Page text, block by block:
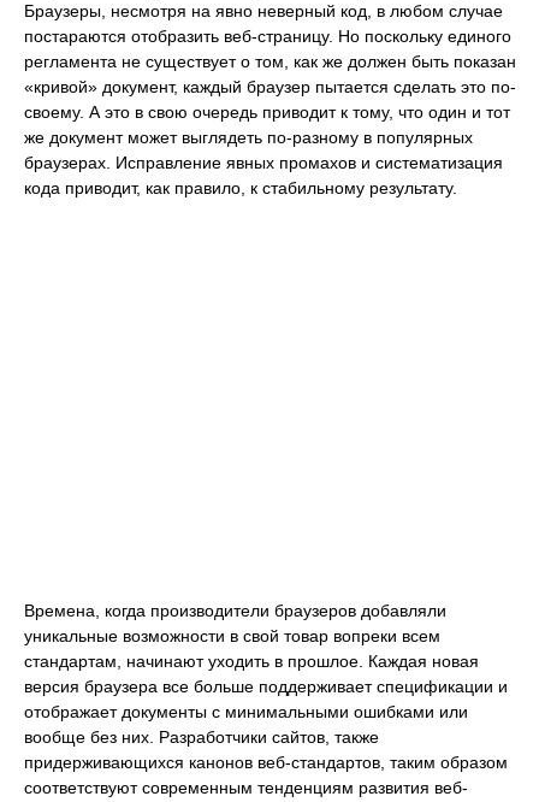
Браузеры, несмотря на явно неверный код, в любом случае
постараются отобразить веб-страницу. Но поскольку единого
регламента не существует о том, как же должен быть показан
«кривой» документ, каждый браузер пытается сделать это по-
своему. А это в свою очередь приводит к тому, что один и тот
же документ может выглядеть по-разному в популярных
браузерах. Исправление явных промахов и систематизация
кода приводит, как правило, к стабильному результату.
Времена, когда производители браузеров добавляли
уникальные возможности в свой товар вопреки всем
стандартам, начинают уходить в прошлое. Каждая новая
версия браузера все больше поддерживает спецификации и
отображает документы с минимальными ошибками или
вообще без них. Разработчики сайтов, также
придерживающихся канонов веб-стандартов, таким образом
соответствуют современным тенденциям развития веб-